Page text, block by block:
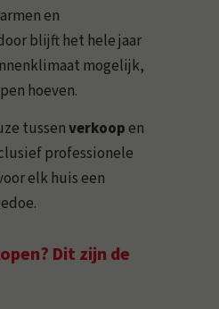
en
blijft het hele jaar
mogelijk,
hoeven.
tussenverkoop en
professionele
elk huis een
Dit zijn de